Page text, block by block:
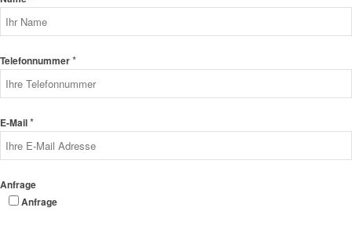
Telefonnummer*
E-Mail*
Anfrage
Anfrage